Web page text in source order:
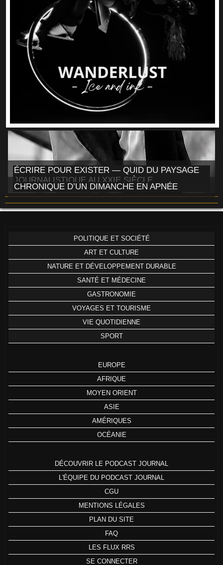
ÉCRIRE POUR EXISTER — QUID DU PAYSAGE
JOURNALISTIQUE AU XXIE SIÈCLE
CHRONIQUE D’UN DIMANCHE EN APNÉE
POLITIQUE ET SOCIÉTÉ
ART ET CULTURE
NATURE ET DÉVELOPPEMENT DURABLE
SANTÉ ET MÉDECINE
GASTRONOMIE
VOYAGES ET TOURISME
VIE QUOTIDIENNE
SPORT
EUROPE
AFRIQUE
MOYEN ORIENT
ASIE
AMÉRIQUES
OCÉANIE
DÉCOUVRIR LE PODCAST JOURNAL
L'ÉQUIPE DU PODCAST JOURNAL
CGU
MENTIONS LÉGALES
PLAN DU SITE
FAQ
LES FLUX RRS
SE CONNECTER